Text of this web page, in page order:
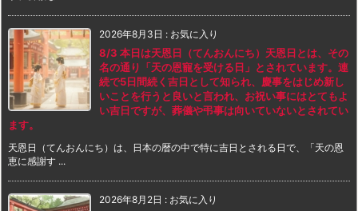
2026年8月3日 : お気に入り
8/3 本日は天恩日（てんおんにち）天恩日とは、その
名の通り「天の恩寵を受ける日」とされています。連
続で5日間続く吉日として知られ、慶事をはじめ新し
いことを行うと良いと言われ、お祝い事にはとてもよ
い吉日ですが、葬儀や弔事は向いていないとされてい
ます。
天恩日（てんおんにち）は、日本の暦の中で特に吉日とされる日で、「天の恩
恵に感謝す ...
2026年8月2日 : お気に入り